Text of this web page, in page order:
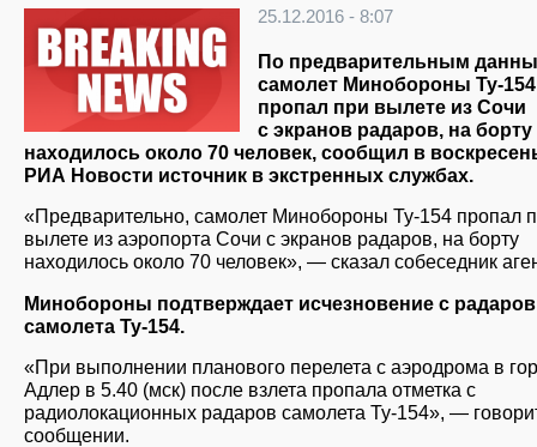
25.12.2016 - 8:07
По предварительным
самолет Минобороны Ту-154
пропал при вылете из Сочи
с экранов радаров, на борту
находилось около 70 человек, сообщил в
РИА Новости источник в экстренных службах.
«Предварительно, самолет Минобороны Ту-154 пропал
вылете из аэропорта Сочи с экранов радаров, на борту
находилось около 70 человек», — сказал собеседник
Минобороны подтверждает исчезновение с радаров
самолета Ту-154.
«При выполнении планового перелета с аэродрома в
Адлер в 5.40 (мск) после взлета пропала отметка с
радиолокационных радаров самолета Ту-154», —
сообщении.